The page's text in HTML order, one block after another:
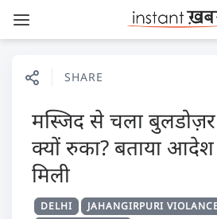
SHARE
मस्जिद से चला
क्यों रुका? बताया आदेश
मिली
DELHI
JAHANGIRPURI